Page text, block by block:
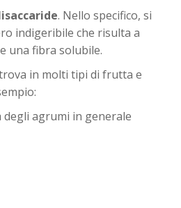
. Nello specifico, si
indigeribile che risulta a
una fibra solubile.
in molti tipi di frutta e
degli agrumi in generale